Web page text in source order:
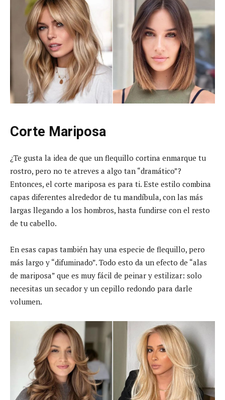
Corte Mariposa
¿Te gusta la idea de que un flequillo cortina enmarque tu
rostro, pero no te atreves a algo tan “dramático”?
Entonces, el corte mariposa es para ti. Este estilo combina
capas diferentes alrededor de tu mandíbula, con las más
largas llegando a los hombros, hasta fundirse con el resto
de tu cabello.
En esas capas también hay una especie de flequillo, pero
más largo y “difuminado”. Todo esto da un efecto de “alas
de mariposa” que es muy fácil de peinar y estilizar: solo
necesitas un secador y un cepillo redondo para darle
volumen.